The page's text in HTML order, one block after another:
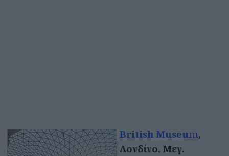
British Museum,
Λονδίνο, Μεγ.